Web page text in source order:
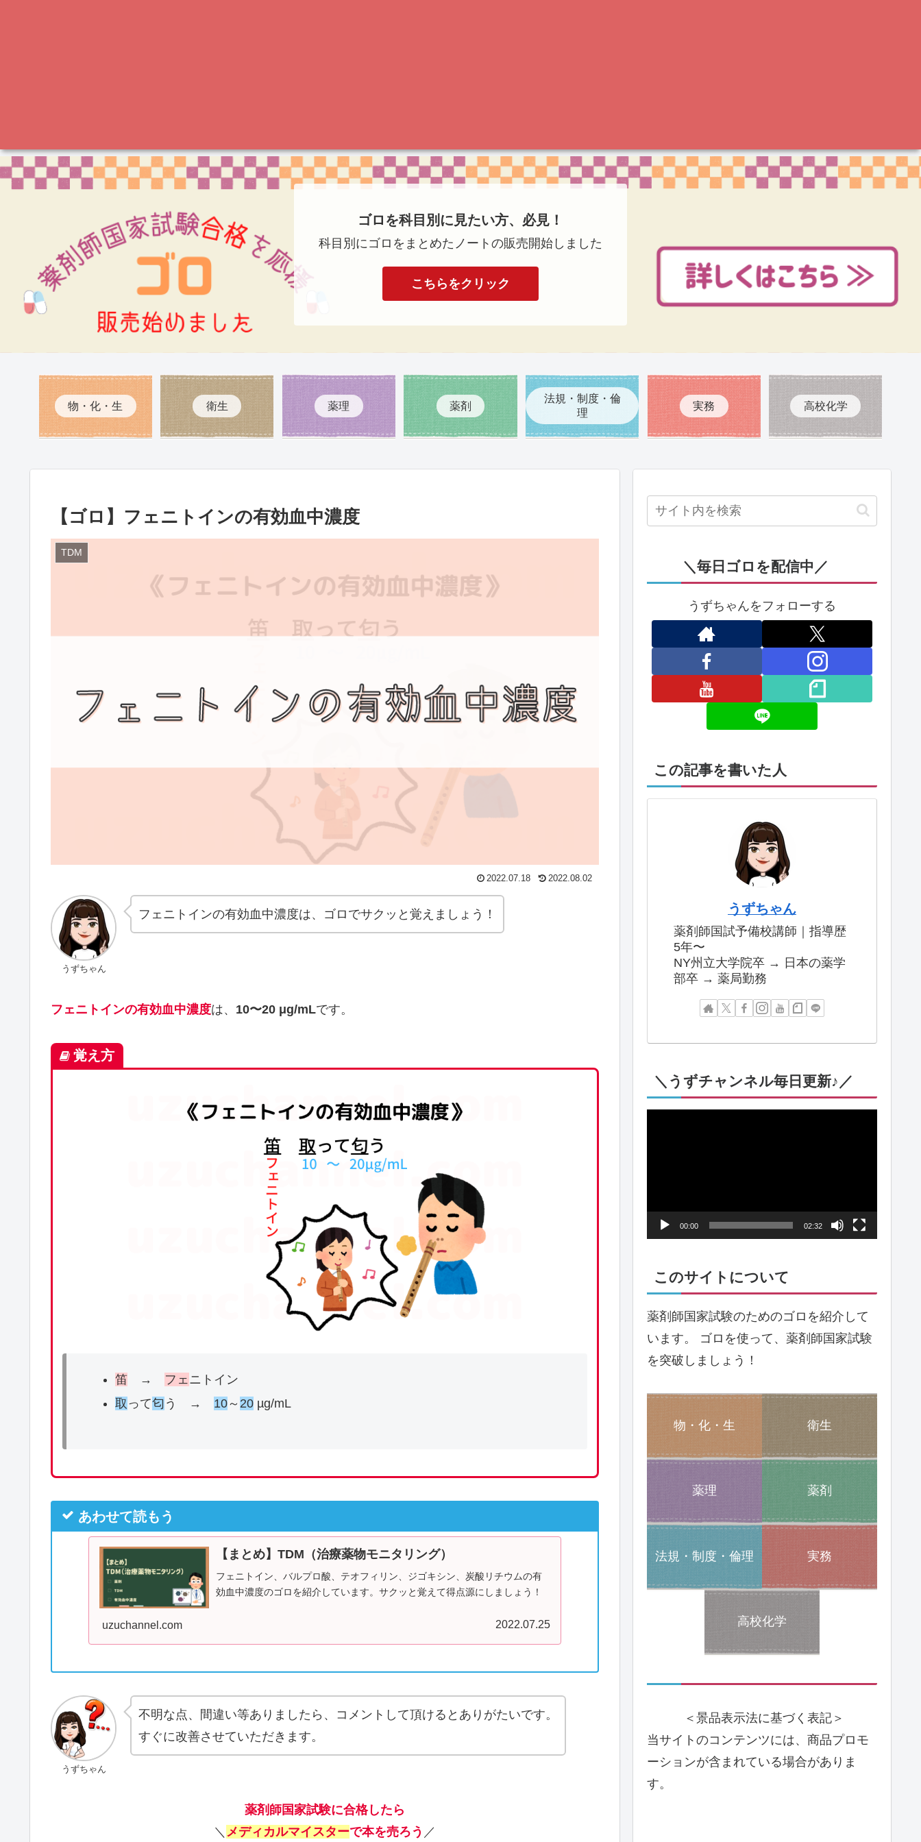
ゴロを科目別に見たい方、必見！
科目別にゴロをまとめたノートの販売開始しました
こちらをクリック
物・化・生 衛生 薬理 薬剤
法規・制度・倫
理
実務 高校化学
【ゴロ】フェニトインの有効血中濃度
TDM
2022.07.18 2022.08.02
うずちゃん
フェニトインの有効血中濃度は、ゴロでサクッと覚えましょう！
フェニトインの有効血中濃度は、 10〜20 μg/mLです。
覚え方
笛→ フェ ニトイン
取 って匂 う → 10～ 20µg/mL
あわせて読もう
【まとめ】TDM（治療薬物モニタリング）
フェニトイン、バルプロ酸、テオフィリン、ジゴキシン、炭酸リチウムの有
効血中濃度のゴロを紹介しています。サクッと覚えて得点源にしましょう！
uzuchannel.com 2022.07.25
うずちゃん
不明な点、間違い等ありましたら、コメントして頂けるとありがたいです。
すぐに改善させていただきます。
薬剤師国家試験に合格したら
＼ メディカルマイスターで本を売ろう ／
＼毎日ゴロを配信中／
うずちゃんをフォローする
この記事を書いた人
うずちゃん
薬剤師国試予備校講師｜指導歴
5年〜
NY州立大学院卒 → 日本の薬学
部卒 → 薬局勤務
＼うずチャンネル毎日更新♪／
00:00 02:32
このサイトについて
薬剤師国家試験のためのゴロを紹介して
います。 ゴロを使って、薬剤師国家試験
を突破しましょう！
物・化・生 衛生
薬理 薬剤
法規・制度・倫理 実務
高校化学
＜景品表示法に基づく表記＞
当サイトのコンテンツには、商品プロモ
ーションが含まれている場合がありま
す。